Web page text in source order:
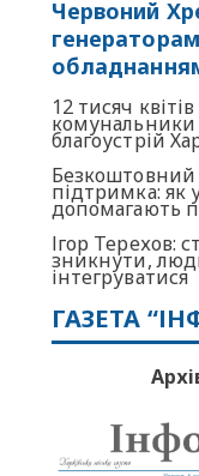
Червоний
12 тисяч
благоустрій
Безкоштовний
підтримка: як
допомагають
Ігор Терехов:
зникнути,
інтегруватися
ГАЗЕТА